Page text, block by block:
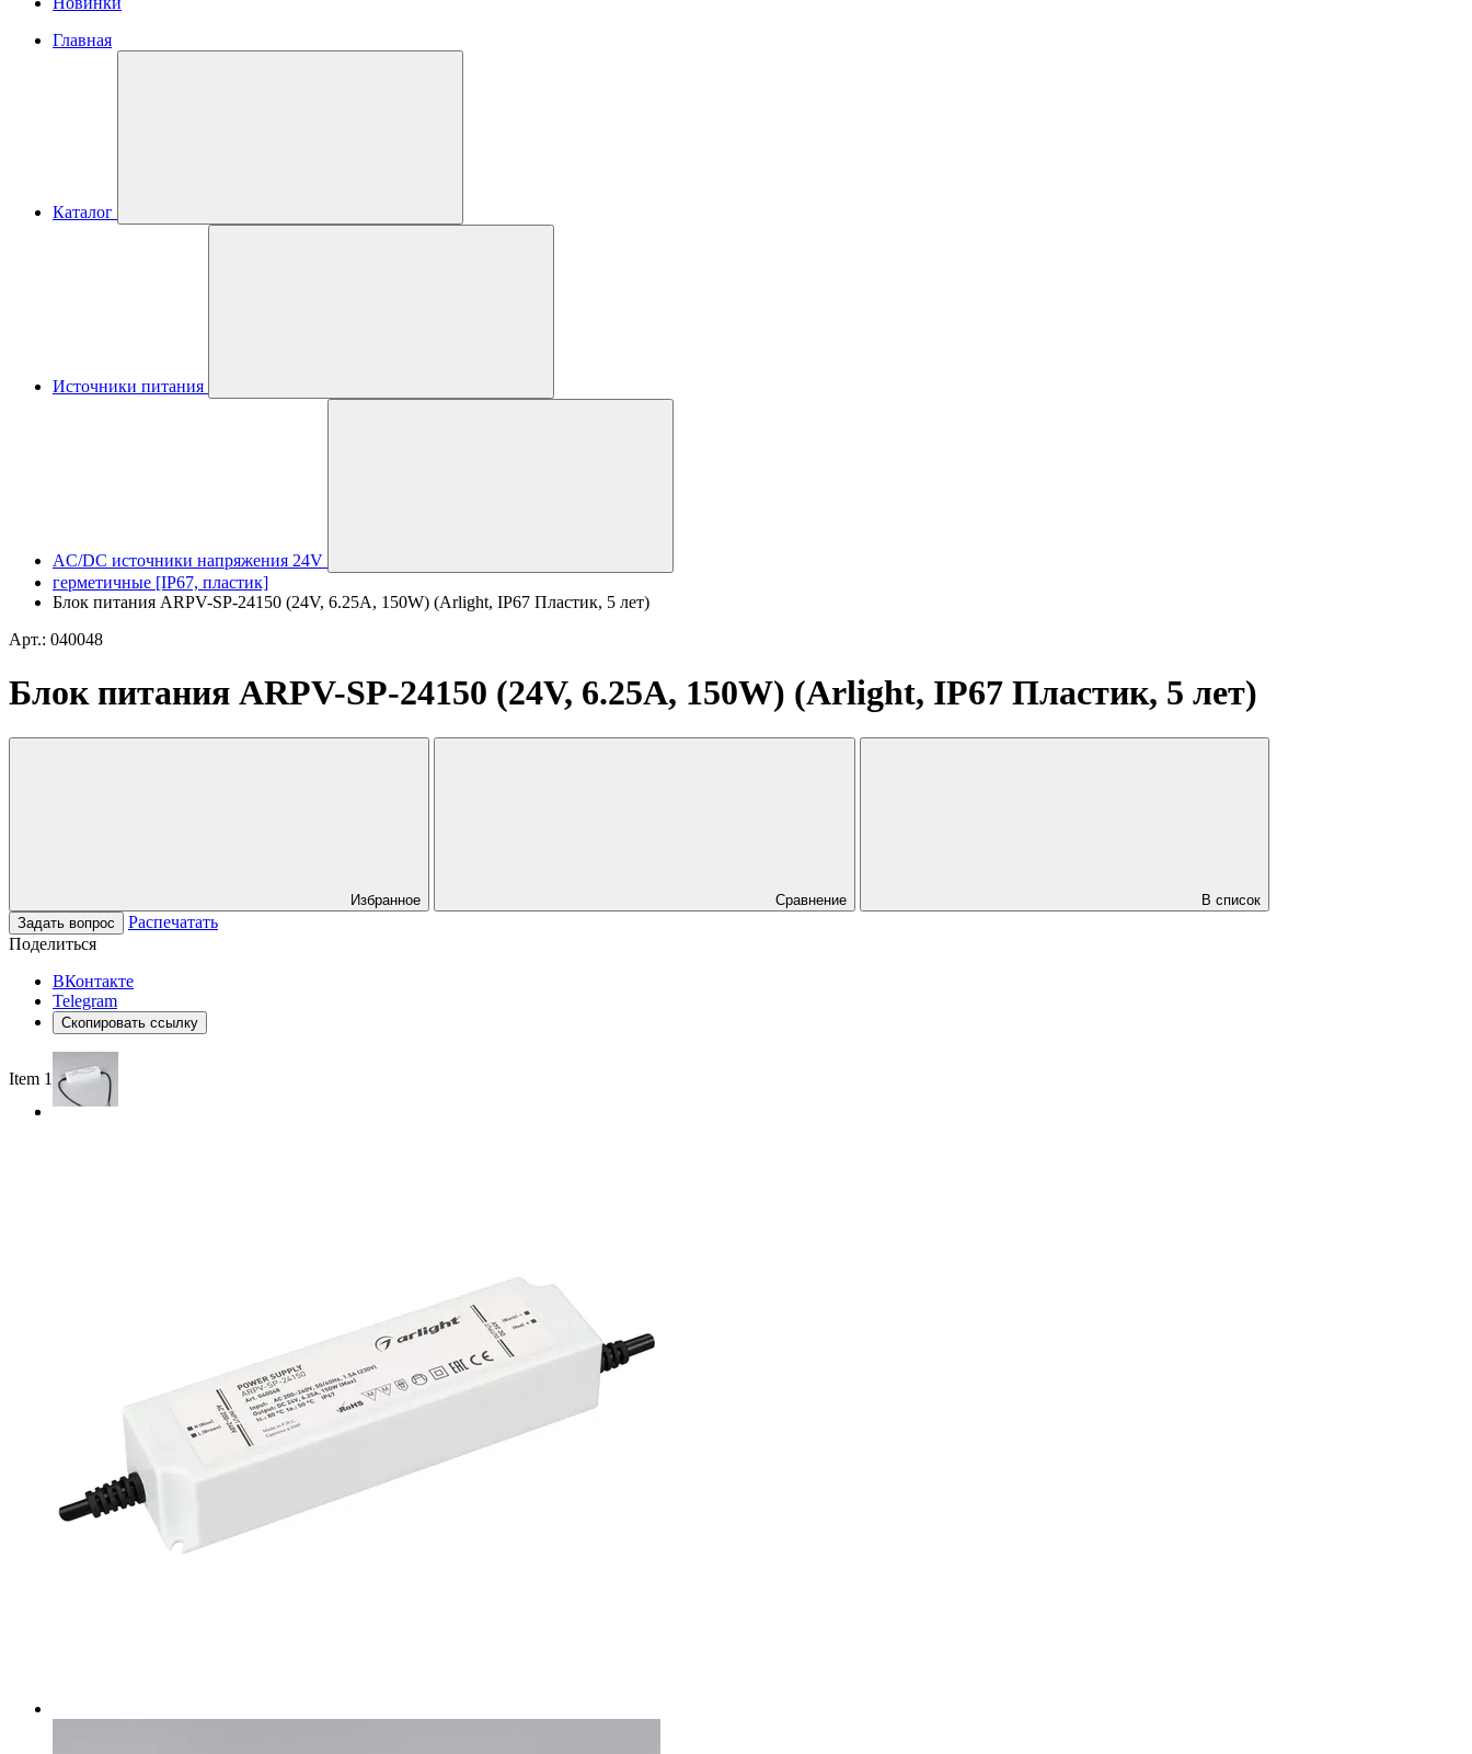
Главная
Каталог
Источники питания
AC/DC источники напряжения 24V
герметичные [IP67, пластик]
Блок питания ARPV-SP-24150 (24V, 6.25A, 150W) (Arlight, IP67 Пластик, 5 лет)
Арт.: 040048
Блок питания ARPV-SP-24150 (24V, 6.25A, 150W) (Arlight, IP67 Пластик, 5 лет)
Избранное Сравнение
В список
Задать вопрос
Распечатать
Поделиться
ВКонтакте
Telegram
Скопировать ссылку
Item 1 of 2